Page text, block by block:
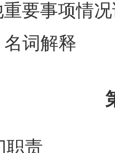
要事项情
词解释
职责